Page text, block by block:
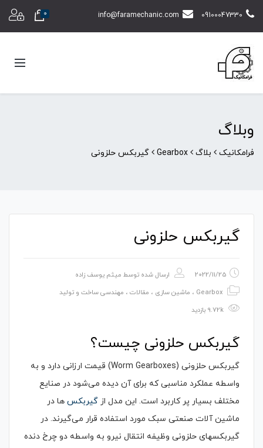
09100047330
info@faramechanic.com
0
وبلاگ
فرامکانیک بلاگ Gearbox گیربکس حلزونی
گیربکس حلزونی
2022/11/25 ارسال شده توسط میثم یوسف زاده
Gearbox ، ماشین سازی ، مقالات ، مهندسی ساخت و تولید
گیربکس حلزونی چیست؟
گیربکس حلزونی (Worm Gearboxes) قیمت ارزانی دارد و به
واسطه عملکرد مناسبی که برای آن دیده می‌شود در صنایع
مختلف بسیار پر کاربرد است. این مدل از گیربکس ها در
ماشین آلات صنعتی سبک مورد استفاده قرار می‌گیرند. در
گیربکسهای حلزونی وظیفه انتقال نیرو به واسطه دو چرخ دنده